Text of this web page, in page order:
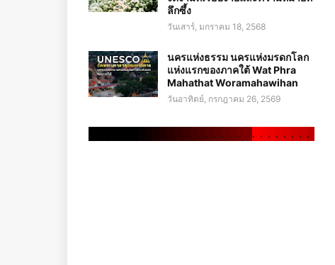
ลึกซึ้ง
วันเสาร์, มกราคม 18, 2568
นครแห่งธรรม นครแห่งมรดกโลก
แห่งแรกของภาคใต้ Wat Phra
Mahathat Woramahawihan
วันอาทิตย์, กรกฎาคม 26, 2569
. . . . . . . . . . . . . . . . . . .